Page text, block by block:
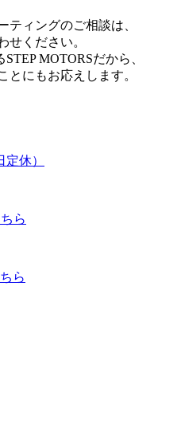
ティングのご相談は、
せください。
MOTORSだから、
とにもお応えします。
休）
ら
ら